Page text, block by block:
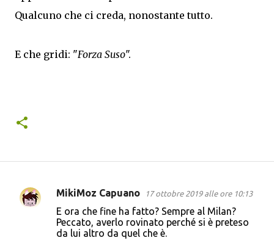
Qualcuno che ci creda, nonostante tutto.
E che gridi: "Forza Suso".
C
MikiMoz Capuano 17 ottobre 2019 alle ore 10:13
E ora che fine ha fatto? Sempre al Milan?
Peccato, averlo rovinato perché si è preteso
da lui altro da quel che è.